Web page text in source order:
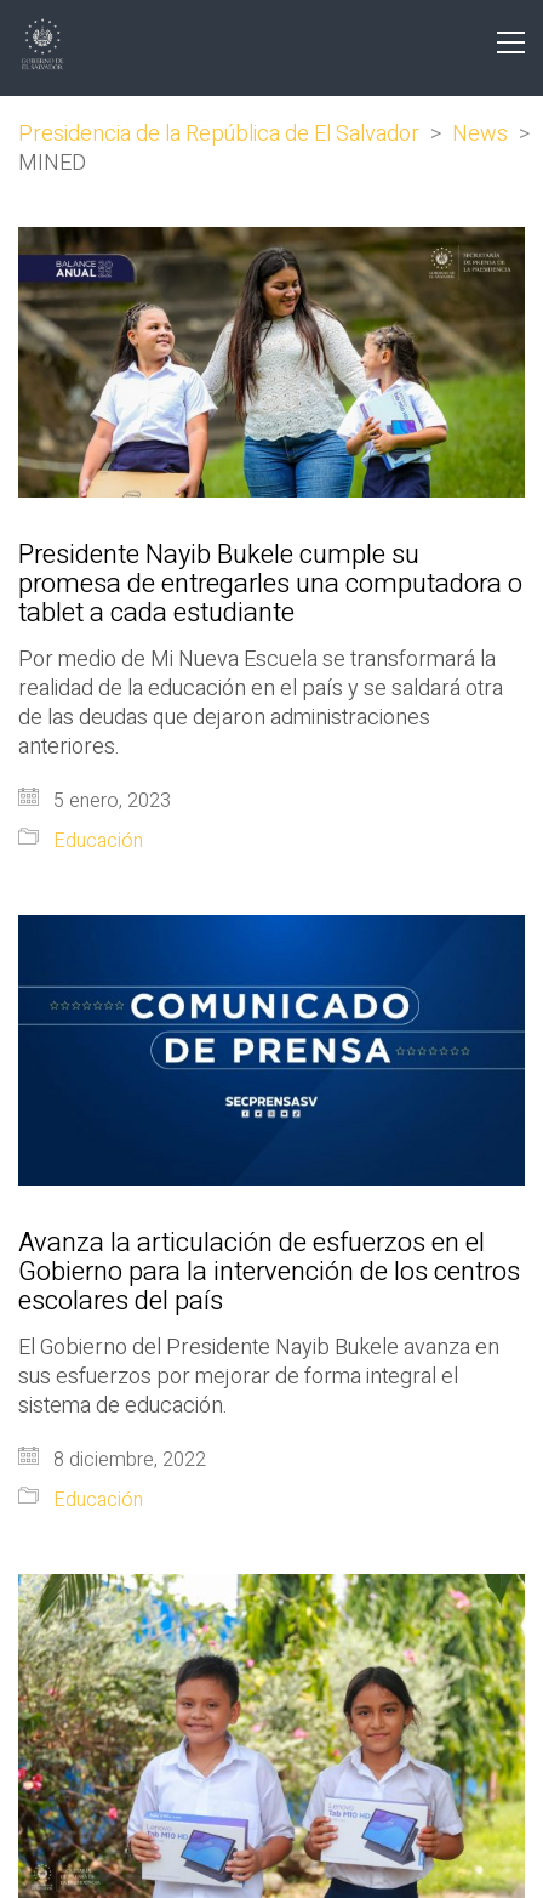
Presidencia de la República de El Salvador > News >
MINED
Presidente Nayib Bukele cumple su
promesa de entregarles una computadora o
tablet a cada estudiante
Por medio de Mi Nueva Escuela se transformará la
realidad de la educación en el país y se saldará otra
de las deudas que dejaron administraciones
anteriores.
5 enero, 2023
Educación
Avanza la articulación de esfuerzos en el
Gobierno para la intervención de los centros
escolares del país
El Gobierno del Presidente Nayib Bukele avanza en
sus esfuerzos por mejorar de forma integral el
sistema de educación.
8 diciembre, 2022
Educación